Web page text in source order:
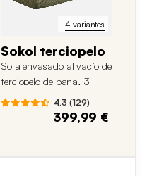
4 variantes
Sokol terciopelo
Sofá envasado al vacío de
terciopelo de pana, 3
plazas
4.3 (129)
399,99 €